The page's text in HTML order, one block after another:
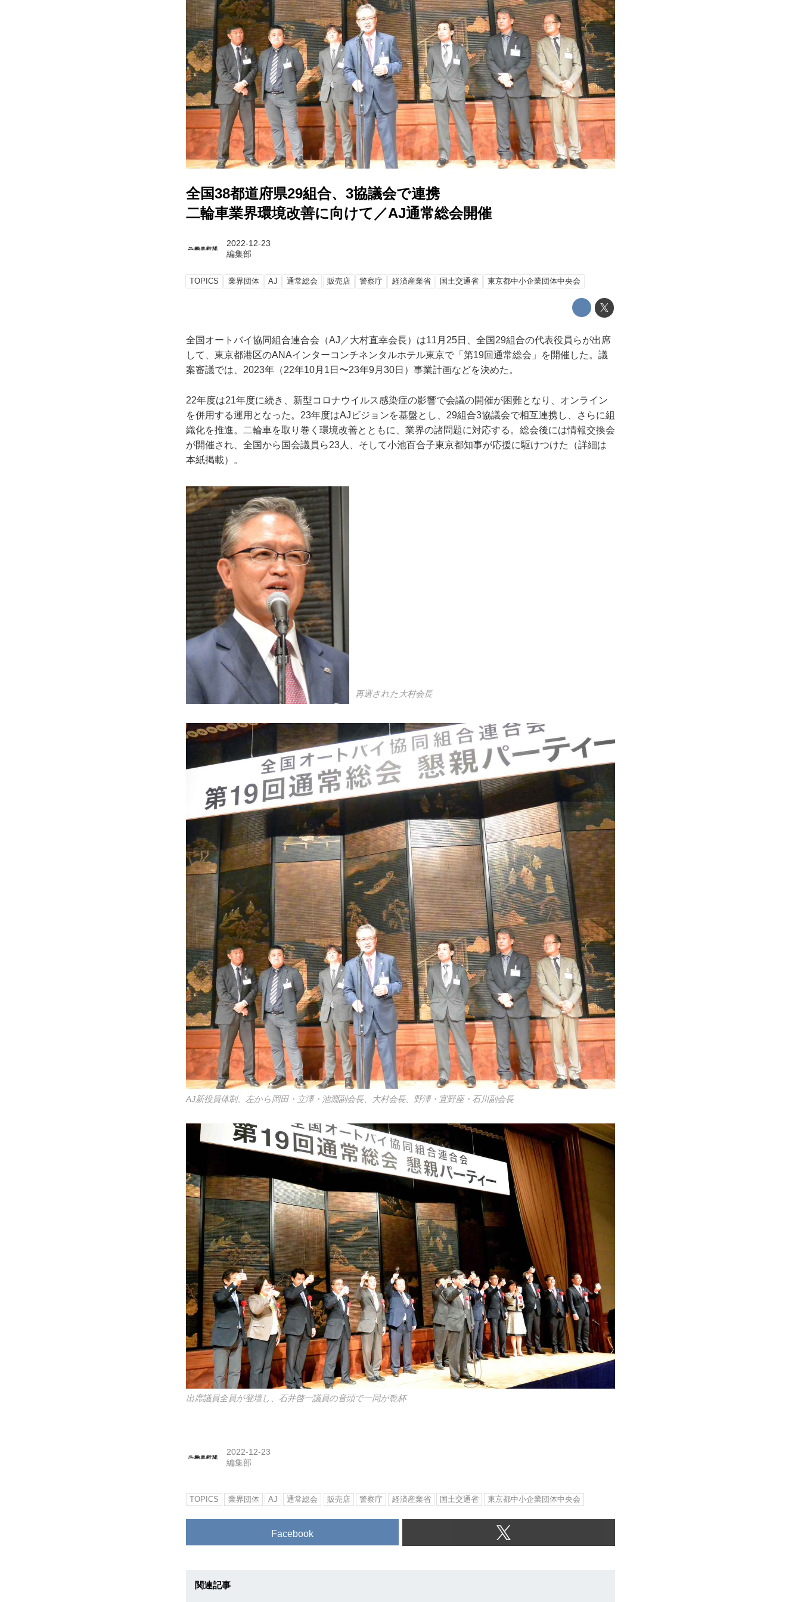
全国38都道府県29組合、3協議会で連携
二輪車業界環境改善に向けて／AJ通常総会開催
2022-12-23
編集部
TOPICS 業界団体 AJ 通常総会 販売店 警察庁 経済産業省 国土交通省 東京都中小企業団体中央会
全国オートバイ協同組合連合会（AJ／大村直幸会長）は11月25日、全国29組合の代表役員らが出席
して、東京都港区のANAインターコンチネンタルホテル東京で「第19回通常総会」を開催した。議
案審議では、2023年（22年10月1日〜23年9月30日）事業計画などを決めた。
22年度は21年度に続き、新型コロナウイルス感染症の影響で会議の開催が困難となり、オンライン
を併用する運用となった。23年度はAJビジョンを基盤とし、29組合3協議会で相互連携し、さらに組
織化を推進。二輪車を取り巻く環境改善とともに、業界の諸問題に対応する。総会後には情報交換会
が開催され、全国から国会議員ら23人、そして小池百合子東京都知事が応援に駆けつけた（詳細は
本紙掲載）。
再選された大村会長
AJ新役員体制。左から岡田・立澤・池淵副会長、大村会長、野澤・宜野座・石川副会長
出席議員全員が登壇し、石井啓一議員の音頭で一同が乾杯
2022-12-23
編集部
TOPICS 業界団体 AJ 通常総会 販売店 警察庁 経済産業省 国土交通省 東京都中小企業団体中央会
Facebook
関連記事